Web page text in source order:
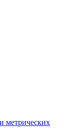
метрических